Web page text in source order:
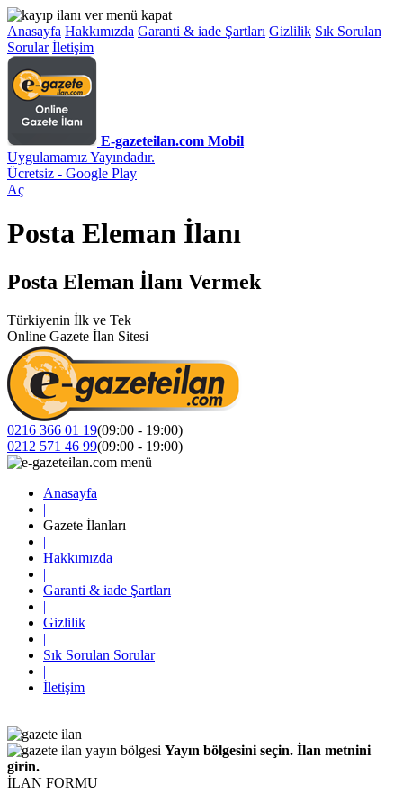
Anasayfa Hakkımızda Garanti & iade Şartları Gizlilik Sık Sorulan
Sorular İletişim
E-gazeteilan.com Mobil
Uygulamamız Yayındadır.
Ücretsiz - Google Play
Aç
Posta Eleman İlanı
Posta Eleman İlanı Vermek
Türkiyenin İlk ve Tek
Online Gazete İlan Sitesi
0216 366 01 19(09:00 - 19:00)
0212 571 46 99(09:00 - 19:00)
Anasayfa
|
Gazete İlanları
|
Hakkımızda
|
Garanti & iade Şartları
|
Gizlilik
|
Sık Sorulan Sorular
|
İletişim
Yayın bölgesini seçin. İlan metnini
girin.
İLAN FORMU